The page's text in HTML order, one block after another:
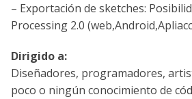
– Exportación de sketches:
Processing 2.0
Dirigido a:
Diseñadores, programadores,
poco o ningún conocimiento de